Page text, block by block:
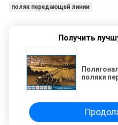
поляк передающей линии
Получить
поляки